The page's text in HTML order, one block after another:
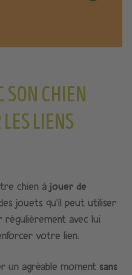
SON CHIEN
LIENS
chien à jouer de
jouets qu’il peut utiliser
régulièrement avec lui
votre lien.
un agréable moment sans